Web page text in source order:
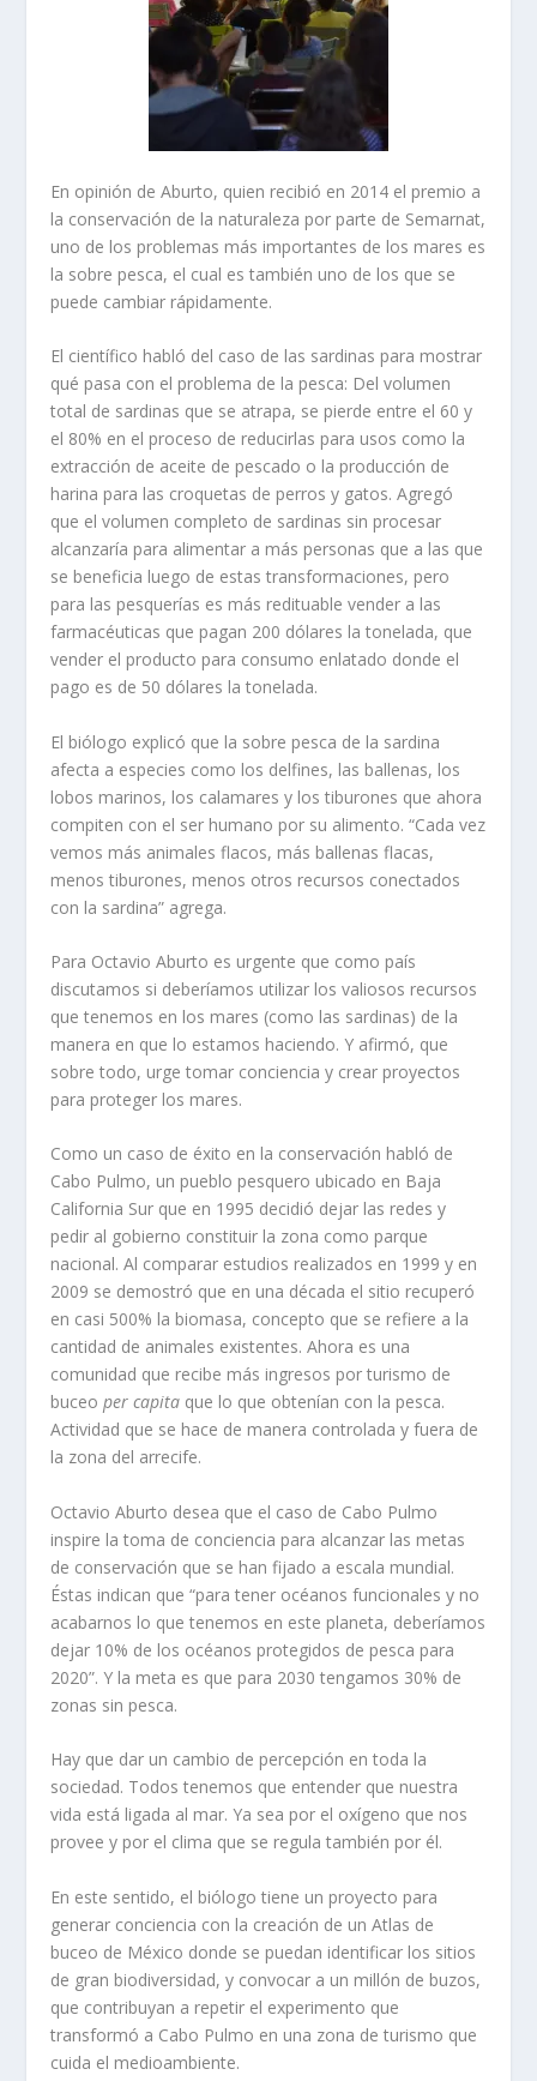
En opinión deAburto, quien recibió en 2014 el premio a
la conservación de la naturaleza por parte de Semarnat,
uno de los problemas más importantes de los mares es
la sobre pesca, el cual es también uno de los que se
puede cambiar rápidamente.
El científico habló del caso de las sardinas para mostrar
qué pasa con el problema de la pesca: Del volumen
total de sardinas que se atrapa, se pierde entre el 60 y
el 80% en el proceso de reducirlas para usos como la
extracción de aceite de pescado o la producción de
harina para las croquetas de perros y gatos. Agregó
que el volumen completo de sardinas sin procesar
alcanzaría para alimentar a más personas que a las que
se beneficia luego de estastransformaciones, pero
para las pesquerías es más redituable vender a las
farmacéuticas que pagan 200 dólares la tonelada, que
vender el producto para consumo enlatado donde el
pago es de 50 dólares la tonelada.
El biólogo explicó que la sobre pesca de la sardina
afecta a especies como los delfines, las ballenas, los
lobos marinos, los calamares y los tiburones que ahora
compiten con el ser humano por su alimento. “Cada vez
vemos más animales flacos, más ballenas flacas,
menos tiburones, menos otros recursos conectados
con la sardina” agrega.
Para Octavio Aburto es urgente que como país
discutamos si deberíamos utilizar losvaliosos recursos
que tenemos en los mares (como las sardinas) de la
manera en que lo estamos haciendo. Y afirmó, que
sobre todo, urge tomar conciencia y crear proyectos
para proteger los mares.
Como un caso de éxito en la conservación habló de
Cabo Pulmo, un pueblo pesquero ubicado en Baja
California Sur que en 1995 decidió dejar las redes y
pedir al gobierno constituir la zona como parque
nacional.Al comparar estudios realizados en 1999 y en
2009 se demostró que en una década el sitio recuperó
en casi 500% la biomasa, concepto que se refiere a la
cantidad de animales existentes. Ahora es una
comunidad que recibe más ingresos por turismo de
buceopercapita que lo que obtenían con la pesca.
Actividad que se hace de manera controlada y fuera de
la zona del arrecife.
Octavio Aburto desea que el caso de Cabo Pulmo
inspire la toma de conciencia para alcanzar las metas
de conservación que se han fijado a escala mundial.
Éstas indican que “paratener océanos funcionales y no
acabarnos lo que tenemos en este planeta, deberíamos
dejar 10% de los océanos protegidos de pesca para
2020”. Y la meta es que para 2030 tengamos 30% de
zonas sin pesca.
Hay que dar un cambio de percepción en toda la
sociedad. Todos tenemos que entender que nuestra
vida está ligada al mar. Ya sea por el oxígeno que nos
provee y por el clima que se regula también por él.
En este sentido, el biólogo tiene un proyecto para
generar conciencia con la creación de unAtlas de
buceo de México donde se puedan identificar los sitios
de gran biodiversidad, y convocar a un millón de buzos,
que contribuyan a repetir el experimento que
transformó a Cabo Pulmo en una zona de turismo que
cuida el medioambiente.